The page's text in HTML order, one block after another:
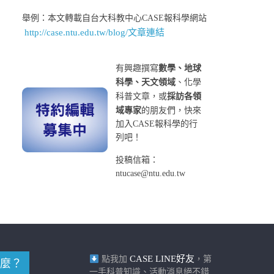
舉例：本文轉載自台大科教中心CASE報科學網站
http://case.ntu.edu.tw/blog/文章連結
有興趣撰寫數學、地球
科學、天文領域 、化學
科普文章，或採訪各領
域專家的朋友們，快來
加入CASE報科學的行
列吧！
投稿信箱：
ntucase@ntu.edu.tw
？ 點我加 CASE LINE好友 ，第
一手科普知識、活動消息絕不錯